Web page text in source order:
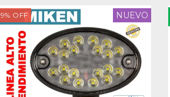
9% OFF NUEVO